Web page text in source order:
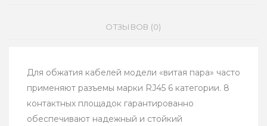
ОТЗЫВОВ (0)
Для обжатия кабелей модели «витая пара» часто
применяют разъемы марки RJ45 6 категории. 8
контактных площадок гарантированно
обеспечивают надежный и стойкий